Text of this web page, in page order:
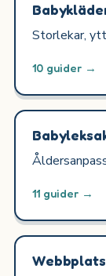
Storlekar,
10 guider →
11 guider →